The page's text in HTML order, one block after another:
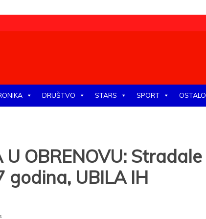
DRUŠTVO STARS SPORT OSTALO
U OBRENOVU: Stradale
godina, UBILA IH